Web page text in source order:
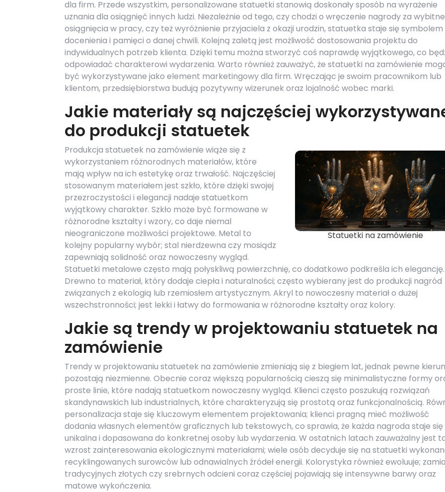
dla firm. Przede wszystkim, personalizowane statuetki stanowią doskonały sposób na wyrażenie
uznania dla osiągnięć innych ludzi. Niezależnie od tego, czy chodzi o wręczenie nagrody za wybitne
osiągnięcia w pracy, czy też wyróżnienie przyjaciela z okazji urodzin, statuetka staje się symbolem
docenienia i pamięci o danej chwili. Kolejną zaletą jest możliwość dostosowania projektu do
indywidualnych potrzeb klienta. Dzięki temu można stworzyć coś naprawdę wyjątkowego, co
odpowiadać charakterowi wydarzenia. Warto również zauważyć, że statuetki na zamówienie
być wykorzystywane jako element marketingowy dla firm. Wręczając je swoim pracownikom lub
klientom, przedsiębiorstwa budują pozytywny wizerunek oraz lojalność wobec marki.
Jakie materiały są najczęściej
do produkcji statuetek
Statuetki na zamówienie
Produkcja statuetek na zamówienie wiąże się z
wykorzystaniem różnorodnych materiałów, które
mają wpływ na ich estetykę oraz trwałość. Najczęściej
stosowanym materiałem jest szkło, które dzięki swojej
przezroczystości i elegancji nadaje statuetkom
wyjątkowy charakter. Szkło może być formowane w
różnorodne kształty i wzory, co daje niemal
nieograniczone możliwości projektowe. Metal to
kolejny popularny wybór; stal nierdzewna czy mosiądz
zapewniają solidność oraz nowoczesny wygląd.
Statuetki metalowe często mają połyskliwą powierzchnię, co dodatkowo podkreśla ich elegancję.
Drewno to materiał, który dodaje ciepła i naturalności; często wybierany jest do produkcji nagród
związanych z ekologią lub rzemiosłem artystycznym. Akryl to nowoczesny materiał o dużej
wszechstronności; jest lekki i łatwy do formowania w różnorodne kształty oraz kolory.
Jakie są trendy w projektowaniu statuetek na
zamówienie
Trendy w projektowaniu statuetek na zamówienie zmieniają się z biegiem lat, jednak pewne
pozostają niezmienne. Obecnie coraz większą popularnością cieszą się minimalistyczne formy
proste linie, które nadają statuetkom nowoczesny wygląd. Klienci często poszukują rozwiązań
skandynawskich lub industrialnych, które charakteryzują się prostotą oraz funkcjonalnością.
personalizacja staje się kluczowym elementem projektowania; klienci pragną mieć możliwość
dodania własnych elementów graficznych lub tekstowych, co sprawia, że każda nagroda staje się
unikalna i dopasowana do konkretnej osoby lub wydarzenia. W ostatnich latach zauważalny jest
wzrost zainteresowania ekologicznymi materiałami; wiele osób decyduje się na statuetki
recyklingowanych surowców lub odnawialnych źródeł energii. Kolorystyka również ewoluuje;
tradycyjnych złotych czy srebrnych odcieni coraz częściej pojawiają się intensywne barwy oraz
matowe wykończenia.